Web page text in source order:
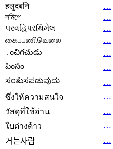
हलुदबनि
…
সমিপে
…
પરવહિપરથિમેલ
…
கைபபணிவெலை
…
ంచిగచుడు
…
పింసం
…
ಸಂತೆುಸಪಡುವುದು
…
ซึ่งให้ความสนใจ
…
วัสดุที่ใช้อ่าน
…
ใบต่างด้าว
…
거는사람
…